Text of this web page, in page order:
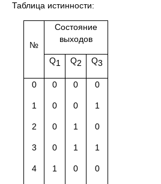
Таблица истинности:
№
Состояние
выходов
Q1 Q2 Q3
0
1
2
3
4
0
0
0
0
1
0
0
1
1
0
0
1
0
1
0